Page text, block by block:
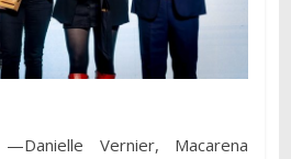
Vernier, Macarena